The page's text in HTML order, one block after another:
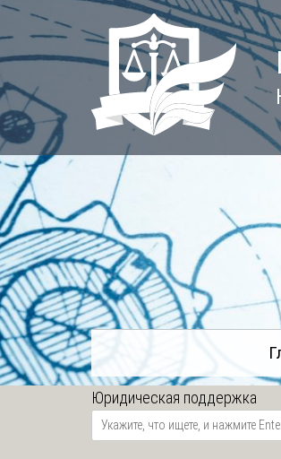
Skip
to
content
Юридическая поддержка